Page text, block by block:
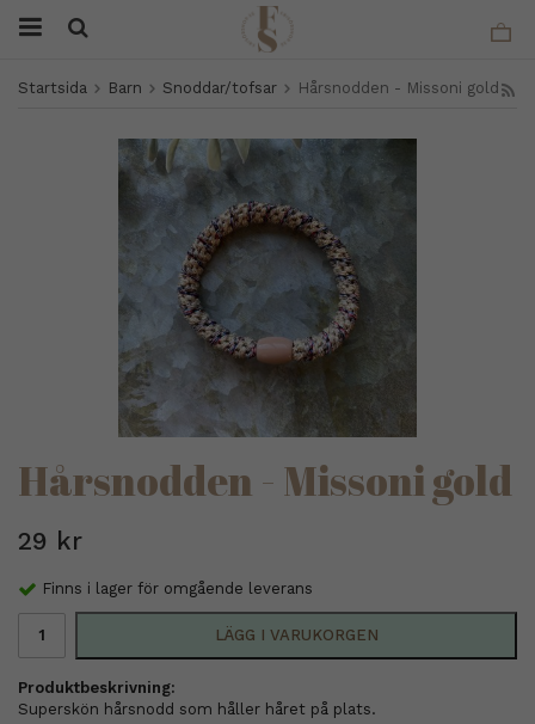
Startsida Barn Snoddar/tofsar Hårsnodden - Missoni gold
Hårsnodden - Missoni gold
29 kr
Finns i lager för omgående leverans
LÄGG I VARUKORGEN
Produktbeskrivning:
Superskön hårsnodd som håller håret på plats.